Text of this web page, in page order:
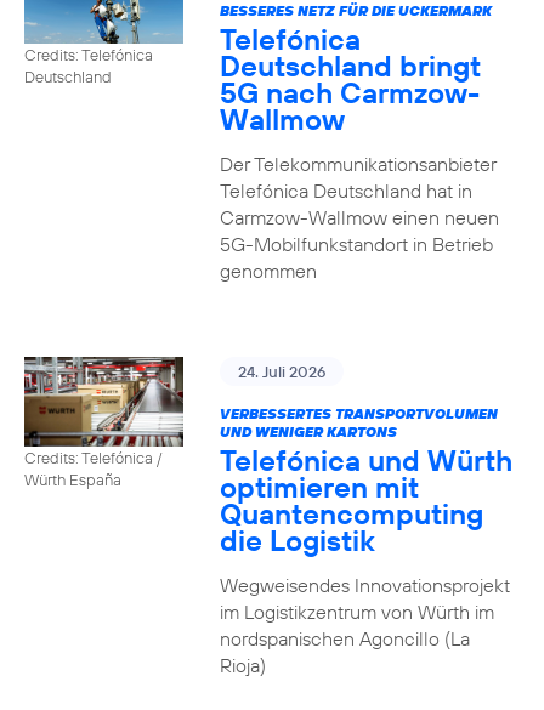
Credits: Telefónica
Deutschland
BESSERES NETZ FÜR DIE UCKERMARK
Telefónica
Deutschland bringt
5G nach Carmzow-
Wallmow
Der Telekommunikationsanbieter
Telefónica Deutschland hat in
Carmzow-Wallmow einen neuen
5G-Mobilfunkstandort in Betrieb
genommen
Credits: Telefónica /
Würth España
24. Juli 2026
VERBESSERTES TRANSPORTVOLUMEN
UND WENIGER KARTONS
Telefónica und Würth
optimieren mit
Quantencomputing
die Logistik
Wegweisendes Innovationsprojekt
im Logistikzentrum von Würth im
nordspanischen Agoncillo (La
Rioja)